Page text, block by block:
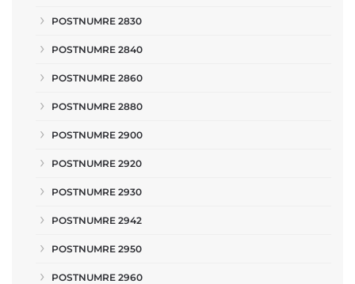
POSTNUMRE 2830
POSTNUMRE 2840
POSTNUMRE 2860
POSTNUMRE 2880
POSTNUMRE 2900
POSTNUMRE 2920
POSTNUMRE 2930
POSTNUMRE 2942
POSTNUMRE 2950
POSTNUMRE 2960